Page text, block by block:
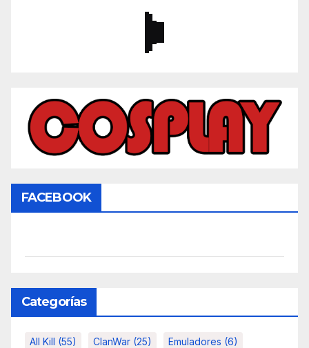
FACEBOOK
Categorías
All Kill (55) ClanWar (25) Emuladores (6)